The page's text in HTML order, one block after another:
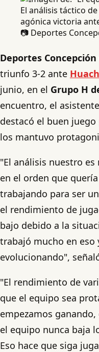
📷 Deportes
Deportes Concepción
triunfo 3-2 ante
junio, en el Grupo H
encuentro, el
destacó el buen
los mantuvo
"El análisis nuestro
en el orden que
trabajando para ser
el rendimiento de
bajo debido a la
trabajó mucho en eso
evolucionando",
"El rendimiento de
que el equipo sea
empezamos
el equipo nunca baja
Eso hace que siga